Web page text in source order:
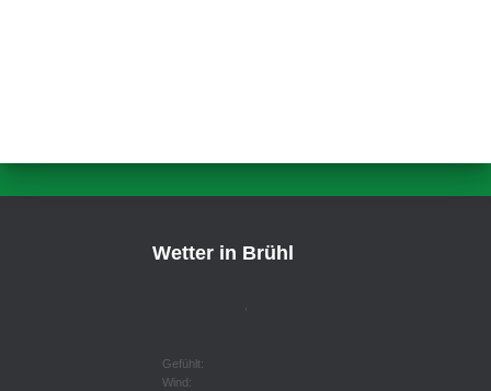
Wetter in Brühl
Gefühlt:
Wind: